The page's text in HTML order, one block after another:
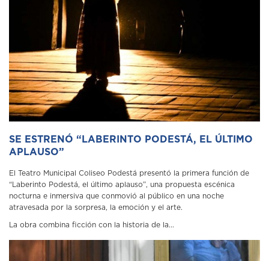
SE ESTRENÓ “LABERINTO PODESTÁ, EL ÚLTIMO
APLAUSO”
El Teatro Municipal Coliseo Podestá presentó la primera función de
“Laberinto Podestá, el último aplauso”, una propuesta escénica
nocturna e inmersiva que conmovió al público en una noche
atravesada por la sorpresa, la emoción y el arte.
La obra combina ficción con la historia de la...